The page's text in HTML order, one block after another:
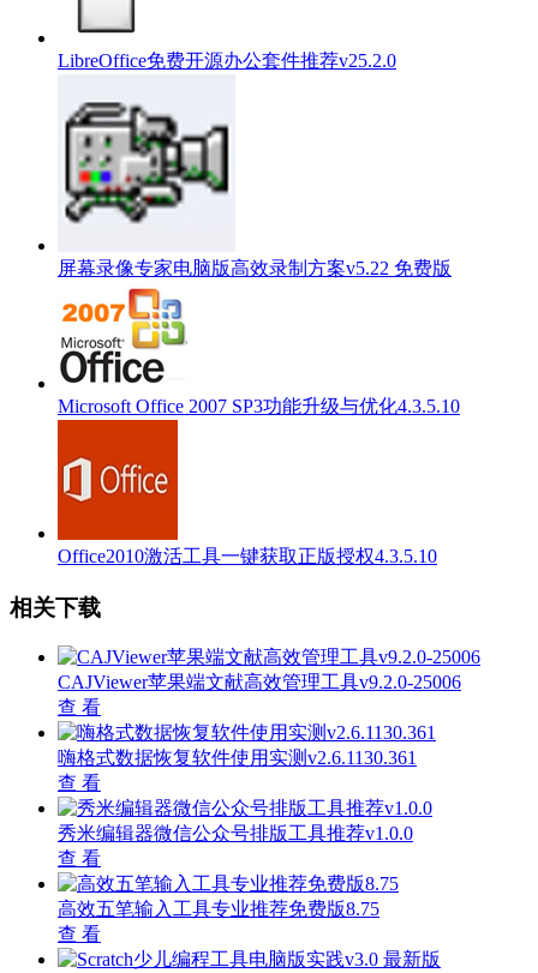
LibreOffice免费开源办公套件推荐v25.2.0
屏幕录像专家电脑版高效录制方案v5.22 免费版
Microsoft Office 2007 SP3功能升级与优化4.3.5.10
Office2010激活工具一键获取正版授权4.3.5.10
相关下载
CAJViewer苹果端文献高效管理工具v9.2.0-25006
查 看
嗨格式数据恢复软件使用实测v2.6.1130.361
查 看
秀米编辑器微信公众号排版工具推荐v1.0.0
查 看
高效五笔输入工具专业推荐免费版8.75
查 看